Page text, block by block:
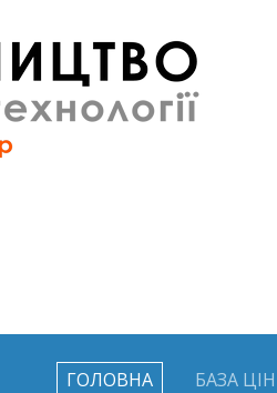
ГОЛОВНА БАЗА ЦІН